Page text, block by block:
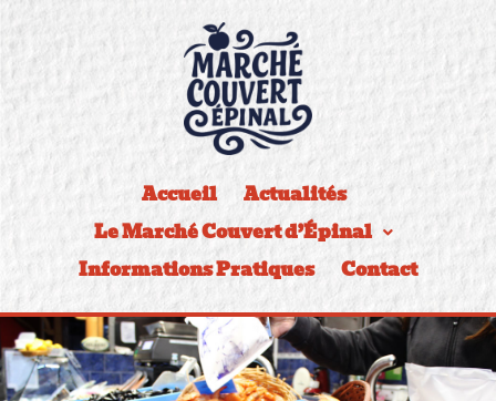
Accueil
Actualités
Le Marché Couvert d’Épinal
Informations Pratiques
Contact